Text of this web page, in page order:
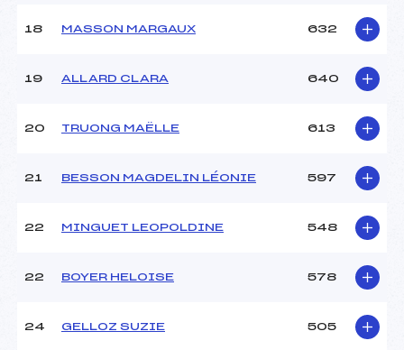
18 MASSON MARGAUX 632
19 ALLARD CLARA 640
20 TRUONG MAËLLE 613
21 BESSON MAGDELIN LÉONIE 597
22 MINGUET LEOPOLDINE 548
22 BOYER HELOISE 578
24 GELLOZ SUZIE 505